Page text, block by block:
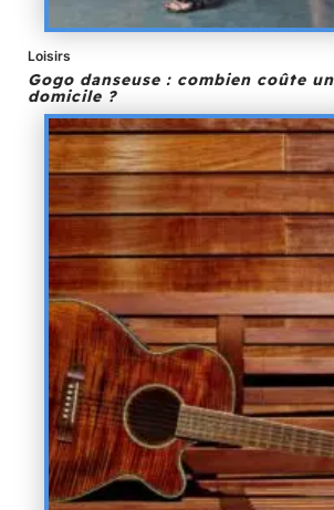
Loisirs
Gogo danseuse : combien coûte
domicile ?